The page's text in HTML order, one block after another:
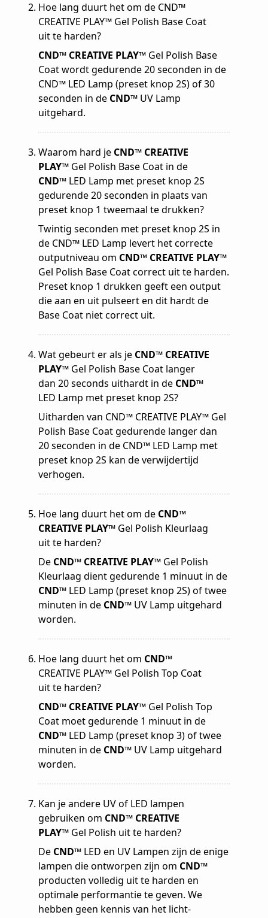
Hoe lang duurt het om de CND™
CREATIVE PLAY™ Gel Polish Base Coat
uit te harden?
CND™ CREATIVE PLAY™ Gel Polish Base
Coat wordt gedurende 20 seconden in de
CND™ LED Lamp (preset knop 2S) of 30
seconden in de CND™ UV Lamp
uitgehard.
Waarom hard je CND™ CREATIVE
PLAY™ Gel Polish Base Coat in de
CND™ LED Lamp met preset knop 2S
gedurende 20 seconden in plaats van
preset knop 1 tweemaal te drukken?
Twintig seconden met preset knop 2S in
de CND™ LED Lamp levert het correcte
outputniveau om CND™ CREATIVE PLAY™
Gel Polish Base Coat correct uit te harden.
Preset knop 1 drukken geeft een output
die aan en uit pulseert en dit hardt de
Base Coat niet correct uit.
Wat gebeurt er als je CND™ CREATIVE
PLAY™ Gel Polish Base Coat langer
dan 20 seconds uithardt in de CND™
LED Lamp met preset knop 2S?
Uitharden van CND™ CREATIVE PLAY™ Gel
Polish Base Coat gedurende langer dan
20 seconden in de CND™ LED Lamp met
preset knop 2S kan de verwijdertijd
verhogen.
Hoe lang duurt het om de CND™
CREATIVE PLAY™ Gel Polish Kleurlaag
uit te harden?
De CND™ CREATIVE PLAY™ Gel Polish
Kleurlaag dient gedurende 1 minuut in de
CND™ LED Lamp (preset knop 2S) of twee
minuten in de CND™ UV Lamp uitgehard
worden.
Hoe lang duurt het om CND™
CREATIVE PLAY™ Gel Polish Top Coat
uit te harden?
CND™ CREATIVE PLAY™ Gel Polish Top
Coat moet gedurende 1 minuut in de
CND™ LED Lamp (preset knop 3) of twee
minuten in de CND™ UV Lamp uitgehard
worden.
Kan je andere UV of LED lampen
gebruiken om CND™ CREATIVE
PLAY™ Gel Polish uit te harden?
De CND™ LED en UV Lampen zijn de enige
lampen die ontworpen zijn om CND™
producten volledig uit te harden en
optimale performantie te geven. We
hebben geen kennis van het licht-